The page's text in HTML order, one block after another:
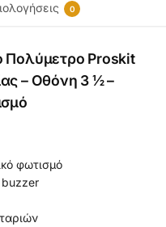
0
Πολύμετρο Proskit
– Οθόνη 3 ½ –
φωτισμό
buzzer